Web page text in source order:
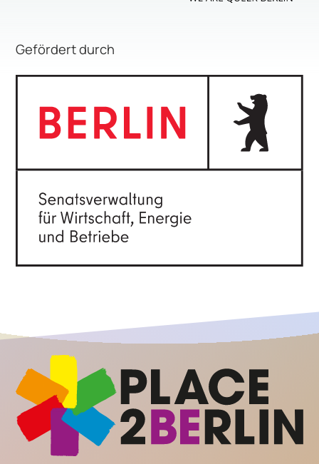
Gefördert durch